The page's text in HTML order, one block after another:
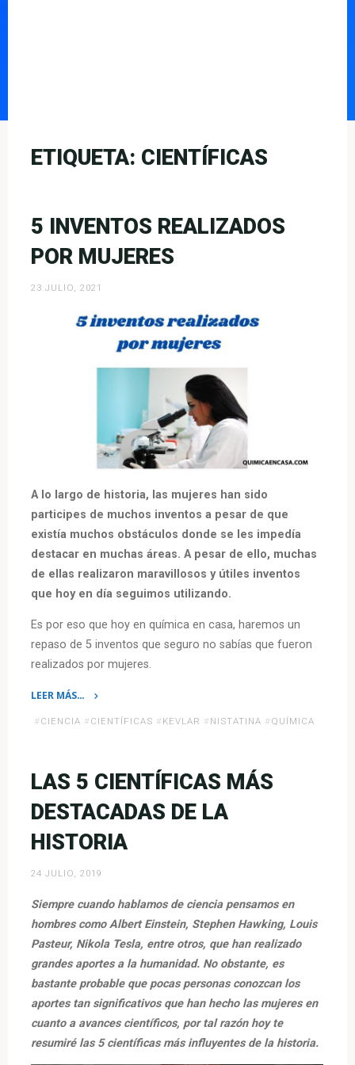
ETIQUETA: CIENTÍFICAS
5 INVENTOS REALIZADOS
POR MUJERES
23 JULIO, 2021
A lo largo de historia, las mujeres han sido
participes de muchos inventos a pesar de que
existía muchos obstáculos donde se les impedía
destacar en muchas áreas. A pesar de ello, muchas
de ellas realizaron maravillosos y útiles inventos
que hoy en día seguimos utilizando.
Es por eso que hoy en química en casa, haremos un
repaso de 5 inventos que seguro no sabías que fueron
realizados por mujeres.
LEER MÁS…
por
mujeres»
# CIENCIA # CIENTÍFICAS # KEVLAR # NISTATINA # QUÍMICA
LAS 5 CIENTÍFICAS MÁS
DESTACADAS DE LA
HISTORIA
24 JULIO, 2019
Siempre cuando hablamos de ciencia pensamos en
hombres como Albert Einstein, Stephen Hawking, Louis
Pasteur, Nikola Tesla, entre otros, que han realizado
grandes aportes a la humanidad. No obstante, es
bastante probable que pocas personas conozcan los
aportes tan significativos que han hecho las mujeres en
cuanto a avances científicos, por tal razón hoy te
resumiré las 5 científicas más influyentes de la historia.